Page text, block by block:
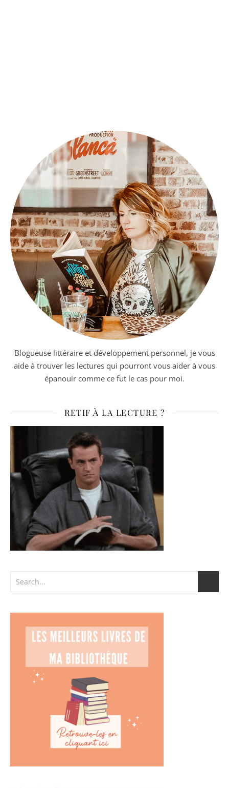
Blogueuse littéraire et développement personnel, je vous
aide à trouver les lectures qui pourront vous aider à vous
épanouir comme ce fut le cas pour moi.
RETIF À LA LECTURE ?